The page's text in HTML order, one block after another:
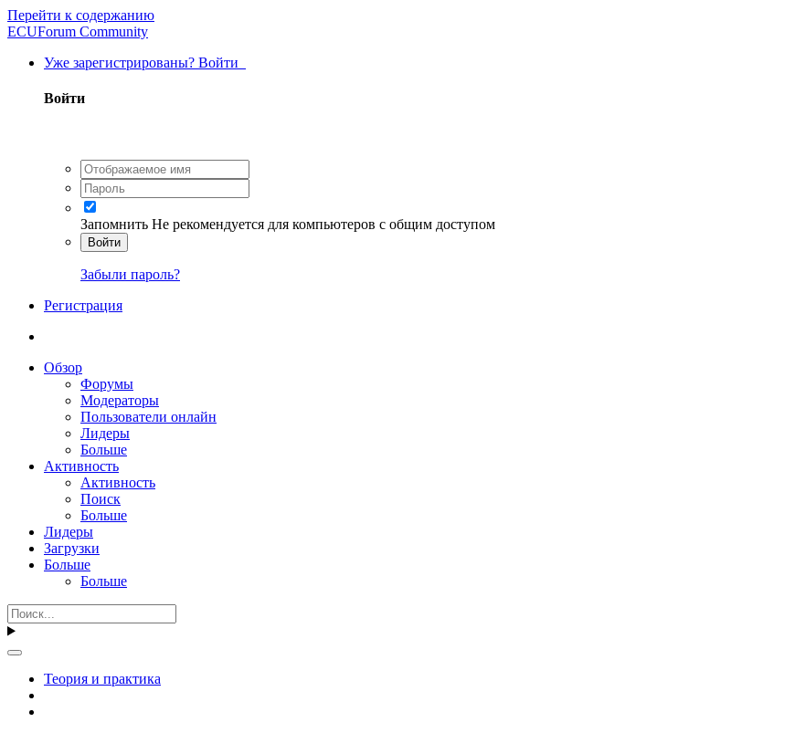
Перейти к содержанию
ECUForum Community
Уже зарегистрированы? Войти
Войти
Запомнить Не рекомендуется для компьютеров с общим доступом
Войти
Забыли пароль?
Регистрация
Обзор
Форумы
Модераторы
Пользователи онлайн
Лидеры
Больше
Активность
Активность
Поиск
Больше
Лидеры
Загрузки
Больше
Больше
Теория и практика